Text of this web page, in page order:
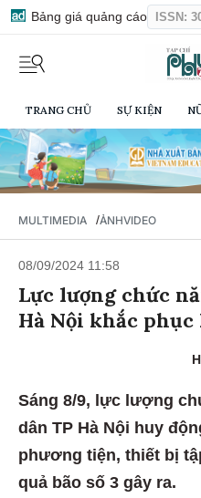
Bảng giá quảng cáo ISSN:
TRANG CHỦ SỰ KIỆN
MULTIMEDIA /ẢNHVIDEO
08/09/2024 11:58
Lực lượng chức
Hà Nội khắc phục
Sáng 8/9, lực lượng
dân TP Hà Nội huy
phương tiện, thiết bị
quả bão số 3 gây ra.